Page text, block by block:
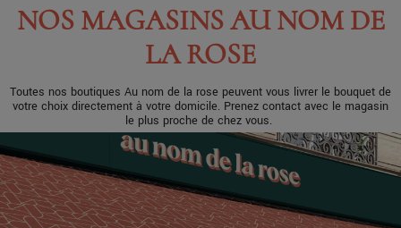
NOS MAGASINS AU NOM DE
LA ROSE
Toutes nos boutiques Au nom de la rose peuvent vous livrer le bouquet de
votre choix directement à votre domicile. Prenez contact avec le magasin
le plus proche de chez vous.